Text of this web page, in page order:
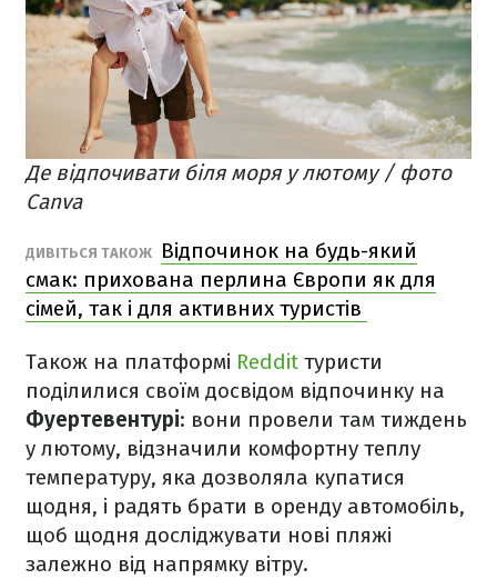
Де відпочивати біля моря у лютому / фото
Canva
ДИВІТЬСЯ ТАКОЖ
Відпочинок на будь-який
смак: прихована перлина Європи як для
сімей, так і для активних туристів
Також на платформі Reddit туристи
поділилися своїм досвідом відпочинку на
Фуертевентурі: вони провели там тиждень
у лютому, відзначили комфортну теплу
температуру, яка дозволяла купатися
щодня, і радять брати в оренду автомобіль,
щоб щодня досліджувати нові пляжі
залежно від напрямку вітру.